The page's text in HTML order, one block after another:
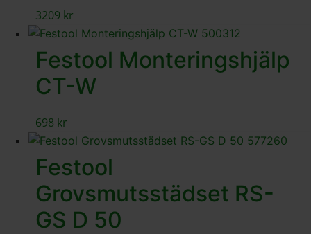
3209 kr
Festool Monteringshjälp
CT-W
698 kr
Festool
Grovsmutsstädset RS-
GS D 50